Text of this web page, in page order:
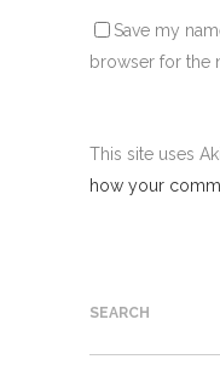
Save my
browser for the
This site uses
how your
SEARCH